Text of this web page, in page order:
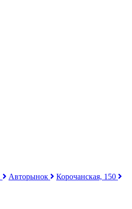
Авторынок
Корочанская, 150